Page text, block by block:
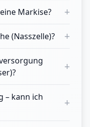
Markise? +
(Nasszelle)? +
+
– kann ich
+